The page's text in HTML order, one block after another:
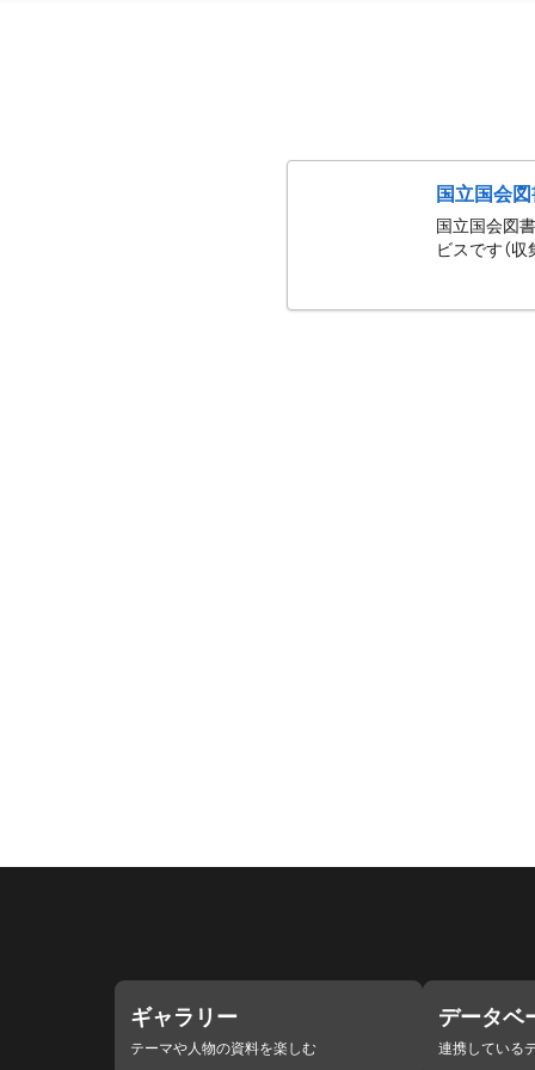
国立国会
国立国会図
ビスです（
ギャラリー
テーマや人物の資料を楽しむ
データベ
連携している